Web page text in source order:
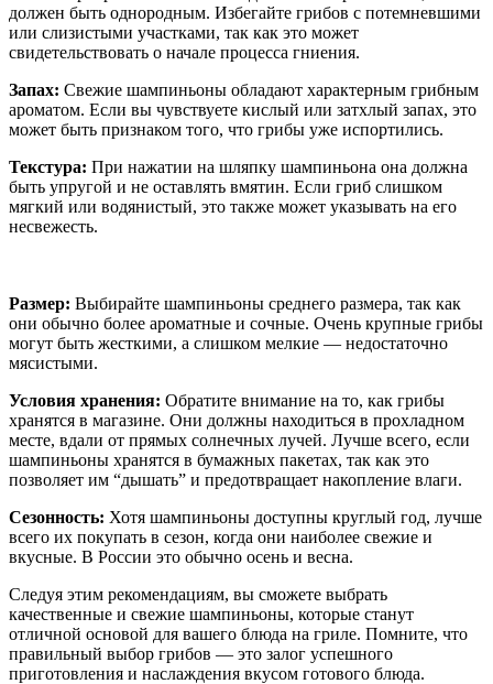
должен быть однородным. Избегайте грибов с потемневшими
или слизистыми участками, так как это может
свидетельствовать о начале процесса гниения.
Запах: Свежие шампиньоны обладают характерным грибным
ароматом. Если вы чувствуете кислый или затхлый запах, это
может быть признаком того, что грибы уже испортились.
Текстура: При нажатии на шляпку шампиньона она должна
быть упругой и не оставлять вмятин. Если гриб слишком
мягкий или водянистый, это также может указывать на его
несвежесть.
Размер: Выбирайте шампиньоны среднего размера, так как
они обычно более ароматные и сочные. Очень крупные грибы
могут быть жесткими, а слишком мелкие — недостаточно
мясистыми.
Условия хранения: Обратите внимание на то, как грибы
хранятся в магазине. Они должны находиться в прохладном
месте, вдали от прямых солнечных лучей. Лучше всего, если
шампиньоны хранятся в бумажных пакетах, так как это
позволяет им “дышать” и предотвращает накопление влаги.
Сезонность: Хотя шампиньоны доступны круглый год, лучше
всего их покупать в сезон, когда они наиболее свежие и
вкусные. В России это обычно осень и весна.
Следуя этим рекомендациям, вы сможете выбрать
качественные и свежие шампиньоны, которые станут
отличной основой для вашего блюда на гриле. Помните, что
правильный выбор грибов — это залог успешного
приготовления и наслаждения вкусом готового блюда.